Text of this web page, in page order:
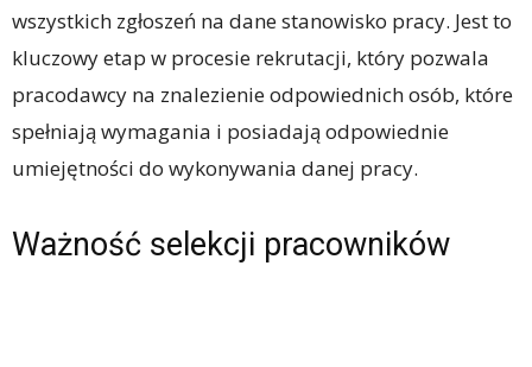
wszystkich zgłoszeń na dane stanowisko pracy. Jest to
kluczowy etap w procesie rekrutacji, który pozwala
pracodawcy na znalezienie odpowiednich osób, które
spełniają wymagania i posiadają odpowiednie
umiejętności do wykonywania danej pracy.
Ważność selekcji pracowników